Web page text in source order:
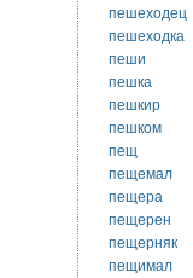
пешеходец
пешеходка
пеши
пешка
пешкир
пешком
пещ
пещемал
пещера
пещерен
пещерняк
пещимал